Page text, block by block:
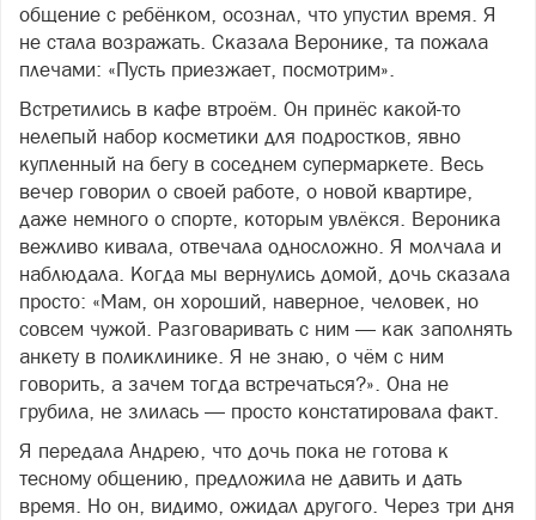
общение с ребёнком, осознал, что упустил время. Я
не стала возражать. Сказала Веронике, та пожала
плечами: «Пусть приезжает, посмотрим».
Встретились в кафе втроём. Он принёс какой-то
нелепый набор косметики для подростков, явно
купленный на бегу в соседнем супермаркете. Весь
вечер говорил о своей работе, о новой квартире,
даже немного о спорте, которым увлёкся. Вероника
вежливо кивала, отвечала односложно. Я молчала и
наблюдала. Когда мы вернулись домой, дочь сказала
просто: «Мам, он хороший, наверное, человек, но
совсем чужой. Разговаривать с ним — как заполнять
анкету в поликлинике. Я не знаю, о чём с ним
говорить, а зачем тогда встречаться?». Она не
грубила, не злилась — просто констатировала факт.
Я передала Андрею, что дочь пока не готова к
тесному общению, предложила не давить и дать
время. Но он, видимо, ожидал другого. Через три дня